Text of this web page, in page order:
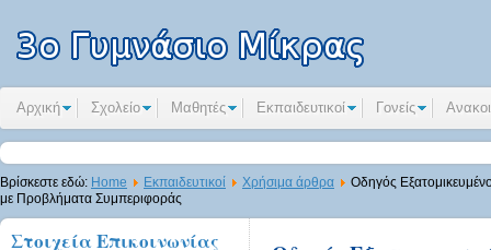
Αρχική Σχολείο Μαθητές Εκπαιδευτικοί Γονείς
Βρίσκεστε εδώ: Home Εκπαιδευτικοί Χρήσιμα άρθρα
Οδηγός
με Προβλήματα Συμπεριφοράς
Στοιχεία Επικοινωνίας